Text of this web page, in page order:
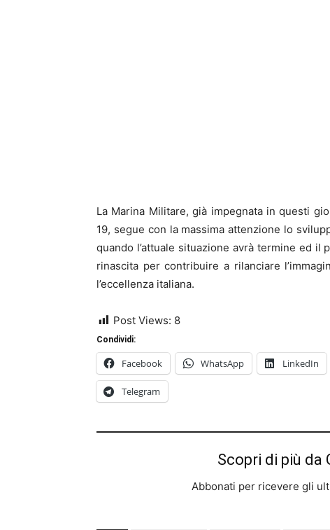
La Marina Militare, già impegnata in questi
19, segue con la massima attenzione lo
quando l’attuale situazione avrà termine ed il
rinascita per contribuire a rilanciare
l’eccellenza italiana.
Post Views: 8
Condividi:
Facebook WhatsApp LinkedIn
Telegram
Scopri di più
Abbonati per ricevere gli